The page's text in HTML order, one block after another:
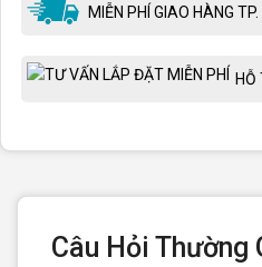
MIỄN PHÍ GIAO HÀNG
Câu Hỏi Thường